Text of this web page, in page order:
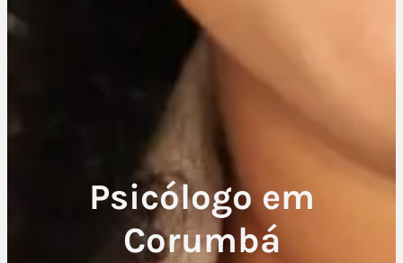
Psicólogo em
Corumbá